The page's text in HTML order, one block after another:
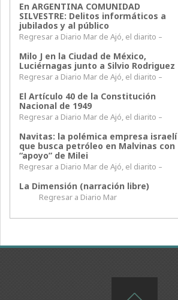
En ARGENTINA COMUNIDAD
SILVESTRE: Delitos informáticos a
jubilados y al público
Regresar a Diario Mar de Ajó, el diarito –
Milo J en la Ciudad de México,
Luciérnagas junto a Silvio Rodriguez
Regresar a Diario Mar de Ajó, el diarito –
El Artículo 40 de la Constitución
Nacional de 1949
Regresar a Diario Mar de Ajó, el diarito –
Navitas: la polémica empresa israelí
que busca petróleo en Malvinas con
“apoyo” de Milei
Regresar a Diario Mar de Ajó, el diarito –
La Dimensión (narración libre)
Regresar a Diario Mar